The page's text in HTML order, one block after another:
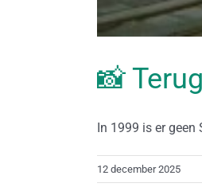
📸
In 1999 is er geen
12 december 2025